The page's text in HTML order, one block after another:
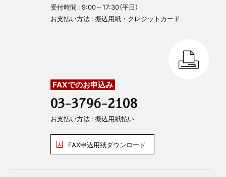
受付時間 : 9:00～17:30（平日）
お支払い方法 : 振込用紙・クレジットカード
FAXでのお申込み
03-3796-2108
お支払い方法 : 振込用紙払い
FAX申込用紙ダウンロード